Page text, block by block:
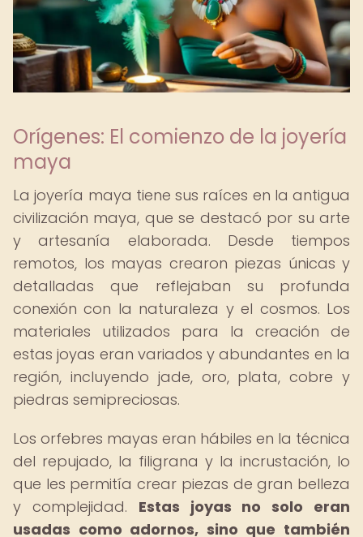
Orígenes: El comienzo de la joyería
maya
La joyería maya tiene sus raíces en la antigua
civilización maya, que se destacó por su arte
y artesanía elaborada. Desde tiempos
remotos, los mayas crearon piezas únicas y
detalladas que reflejaban su profunda
conexión con la naturaleza y el cosmos. Los
materiales utilizados para la creación de
estas joyas eran variados y abundantes en la
región, incluyendo jade, oro, plata, cobre y
piedras semipreciosas.
Los orfebres mayas eran hábiles en la técnica
del repujado, la filigrana y la incrustación, lo
que les permitía crear piezas de gran belleza
y complejidad. Estas joyas no solo eran
usadas como adornos, sino que también